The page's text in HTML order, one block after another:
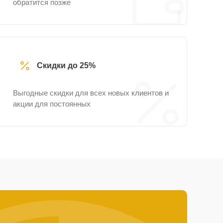
обратится позже
Скидки до 25%
Выгодные скидки для всех новых клиентов и
акции для постоянных